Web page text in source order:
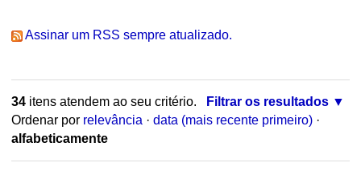
Assinar um RSS sempre atualizado.
34itens atendem ao seu critério.
Filtrar os resultados
Ordenar por relevância · data (mais recente primeiro) ·
alfabeticamente